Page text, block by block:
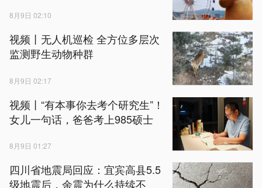
8月9日 02:10
视频丨无人机巡检 全方位多层次
监测野生动物种群
8月9日 02:17
视频丨“有本事你去考个研究生”！
女儿一句话，爸爸考上985硕士
8月9日 01:27
四川省地震局回应：宜宾高县5.5
级地震后，余震为什么持续不